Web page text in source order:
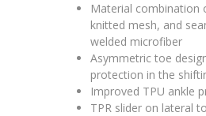
Material combination
knitted mesh, and
welded microfiber
Asymmetric toe
protection in the
Improved TPU ankle
TPR slider on lateral